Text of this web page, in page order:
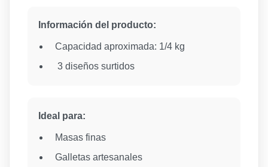
Información del producto:
Capacidad aproximada: 1/4 kg
3 diseños surtidos
Ideal para:
Masas finas
Galletas artesanales